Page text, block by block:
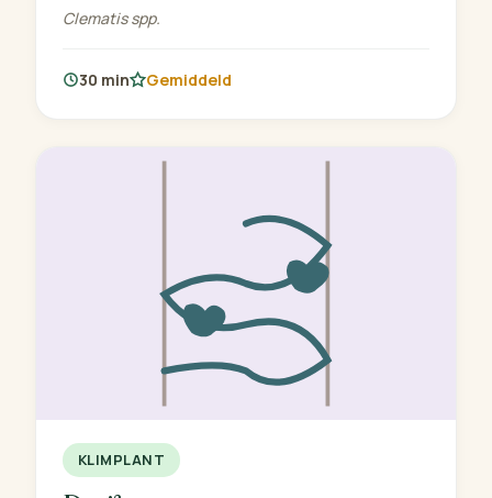
Clematis spp.
30 min Gemiddeld
KLIMPLANT